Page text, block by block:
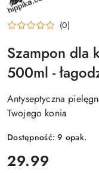
(0)
Szampon dla
500ml -
Antyseptyczna
Twojego konia
Dostępność:9 opak.
cena:
29.99